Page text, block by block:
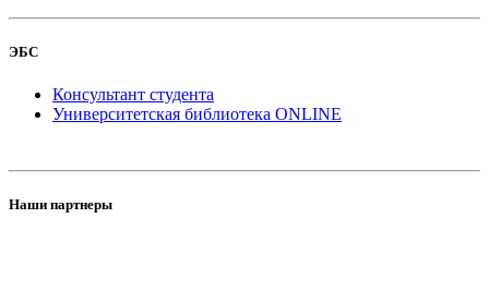
ЭБС
Консультант студента
Университетская библиотека ONLINE
Наши партнеры